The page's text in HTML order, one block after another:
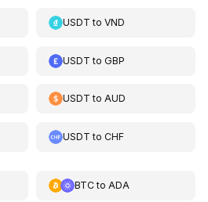
USDT toVND
USDT toGBP
USDT toAUD
USDT toCHF
BTCto ADA